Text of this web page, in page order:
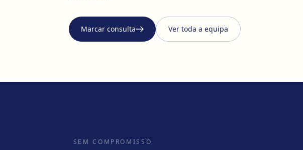
Marcar consulta Ver toda a equipa
SEM COMPROMISSO